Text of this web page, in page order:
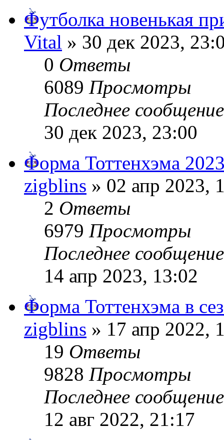
Футболка новенькая
Vital » 30 дек 2023,
0 Ответы
6089 Просмотры
Последнее
30 дек 2023, 23:00
Форма Тоттенхэма
zigblins » 02 апр 2023,
2 Ответы
6979 Просмотры
Последнее
14 апр 2023, 13:02
Форма Тоттенхэма в
zigblins » 17 апр 2022,
19 Ответы
9828 Просмотры
Последнее
12 авг 2022, 21:17